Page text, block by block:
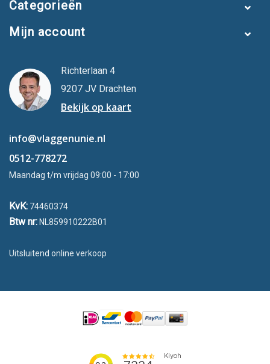
Categorieën
Mijn account
Richterlaan 4
9207 JV Drachten
Bekijk op kaart
info@vlaggenunie.nl
0512-778272
Maandag t/m vrijdag 09:00 - 17:00
KvK: 74460374
Btw nr: NL859910222B01
Uitsluitend online verkoop